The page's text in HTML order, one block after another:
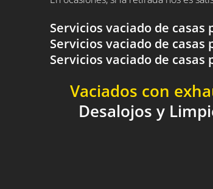
Servicios vaciado de
Servicios vaciado de
Servicios vaciado de
Vaciados con
Desalojos y